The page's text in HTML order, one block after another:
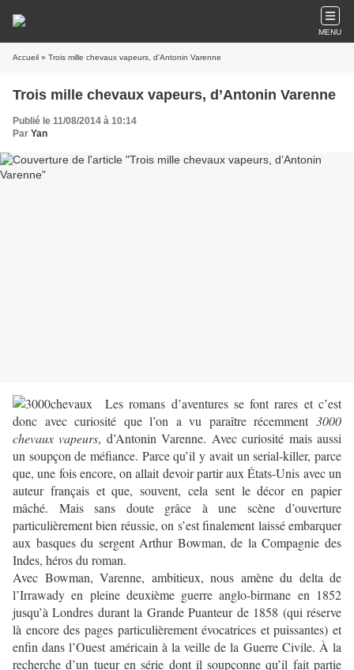
MENU
Accueil » Trois mille chevaux vapeurs, d’Antonin Varenne
Trois mille chevaux vapeurs, d’Antonin Varenne
Publié le 11/08/2014 à 10:14
Par Yan
Les romans d’aventures se font rares et c’est
donc avec curiosité que l’on a vu paraître récemment 3000
chevaux vapeurs, d’Antonin Varenne. Avec curiosité mais aussi
un soupçon de méfiance. Parce qu’il y avait un serial-killer, parce
que, une fois encore, on allait devoir partir aux États-Unis avec un
auteur français et que, souvent, cela sent le décor en papier
mâché. Mais sans doute grâce à une scène d’ouverture
particulièrement bien réussie, on s’est finalement laissé embarquer
aux basques du sergent Arthur Bowman, de la Compagnie des
Indes, héros du roman.
Avec Bowman, Varenne, ambitieux, nous amène du delta de
l’Irrawady en pleine deuxième guerre anglo-birmane en 1852
jusqu’à Londres durant la Grande Puanteur de 1858 (qui réserve
là encore des pages particulièrement évocatrices et puissantes) et
enfin dans l’Ouest américain à la veille de la Guerre Civile. À la
recherche d’un tueur en série dont il soupçonne qu’il fait partie